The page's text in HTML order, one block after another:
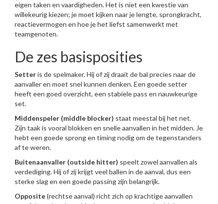
eigen taken en vaardigheden. Het is niet een kwestie van
willekeurig kiezen; je moet kijken naar je lengte, sprongkracht,
reactievermogen en hoe je het liefst samenwerkt met
teamgenoten.
De zes basisposities
Setteris de spelmaker. Hij of zij draait de bal precies naar de
aanvaller en moet snel kunnen denken. Een goede setter
heeft een goed overzicht, een stabiele pass en nauwkeurige
set.
Middenspeler (middle blocker) staat meestal bij het net.
Zijn taak is vooral blokken en snelle aanvallen in het midden. Je
hebt een goede sprong en timing nodig om de tegenstanders
af te weren.
Buitenaanvaller (outside hitter) speelt zowel aanvallen als
verdediging. Hij of zij krijgt veel ballen in de aanval, dus een
sterke slag en een goede passing zijn belangrijk.
Opposite(rechtse aanval) richt zich op krachtige aanvallen